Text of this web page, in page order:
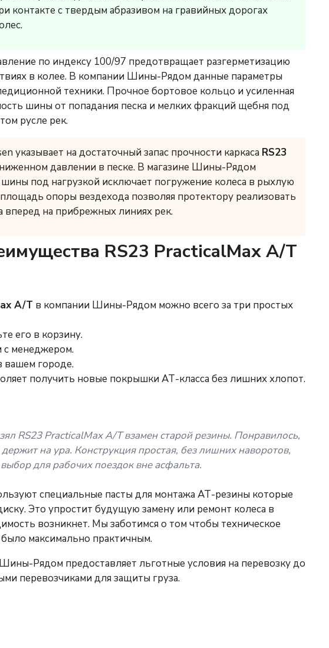
контакте с твердым абразивом на гравийных дорогах
по индексу 100/97 предотвращает разгерметизацию
в колее. В компании Шины-Рядом данные параметры
техники. Прочное бортовое кольцо и усиленная
шины от попадания песка и мелких фракций щебня под
русле рек.
указывает на достаточный запас прочности каркаса RS23
давлении в песке. В магазине Шины-Рядом
под нагрузкой исключает погружение колеса в рыхлую
опоры вездехода позволяя протектору реализовать
вперед на прибрежных линиях рек.
RS23 PracticalMax A/T
A/T в компании Шины-Рядом можно всего за три простых
его в корзину.
с менеджером.
вашем городе.
получить новые покрышки АТ-класса без лишних хлопот.
RS23 PracticalMax A/T взамен старой резины. Понравилось,
на ура. Конструкция простая, без лишних наворотов,
для рабочих поездок вне асфальта.
специальные пасты для монтажа АТ-резины которые
Это упростит будущую замену или ремонт колеса в
возникнет. Мы заботимся о том чтобы техническое
максимально практичным.
Рядом предоставляет льготные условия на перевозку до
перевозчиками для защиты груза.